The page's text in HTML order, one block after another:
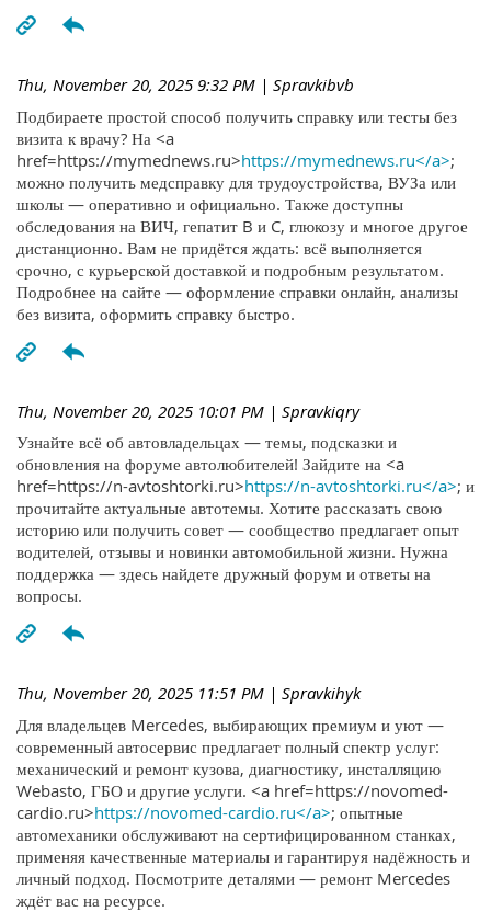
Thu, November 20, 2025 9:32 PM | Spravkibvb
Подбираете простой способ получить справку или тесты без
визита к врачу? На <a
href=https://mymednews.ru>https://mymednews.ru</a>;
можно получить медсправку для трудоустройства, ВУЗа или
школы — оперативно и официально. Также доступны
обследования на ВИЧ, гепатит B и C, глюкозу и многое другое
дистанционно. Вам не придётся ждать: всё выполняется
срочно, с курьерской доставкой и подробным результатом.
Подробнее на сайте — оформление справки онлайн, анализы
без визита, оформить справку быстро.
Thu, November 20, 2025 10:01 PM | Spravkiqry
Узнайте всё об автовладельцах — темы, подсказки и
обновления на форуме автолюбителей! Зайдите на <a
href=https://n-avtoshtorki.ru>https://n-avtoshtorki.ru</a>; и
прочитайте актуальные автотемы. Хотите рассказать свою
историю или получить совет — сообщество предлагает опыт
водителей, отзывы и новинки автомобильной жизни. Нужна
поддержка — здесь найдете дружный форум и ответы на
вопросы.
Thu, November 20, 2025 11:51 PM | Spravkihyk
Для владельцев Mercedes, выбирающих премиум и уют —
современный автосервис предлагает полный спектр услуг:
механический и ремонт кузова, диагностику, инсталляцию
Webasto, ГБО и другие услуги. <a href=https://novomed-
cardio.ru>https://novomed-cardio.ru</a>; опытные
автомеханики обслуживают на сертифицированном станках,
применяя качественные материалы и гарантируя надёжность и
личный подход. Посмотрите деталями — ремонт Mercedes
ждёт вас на ресурсе.